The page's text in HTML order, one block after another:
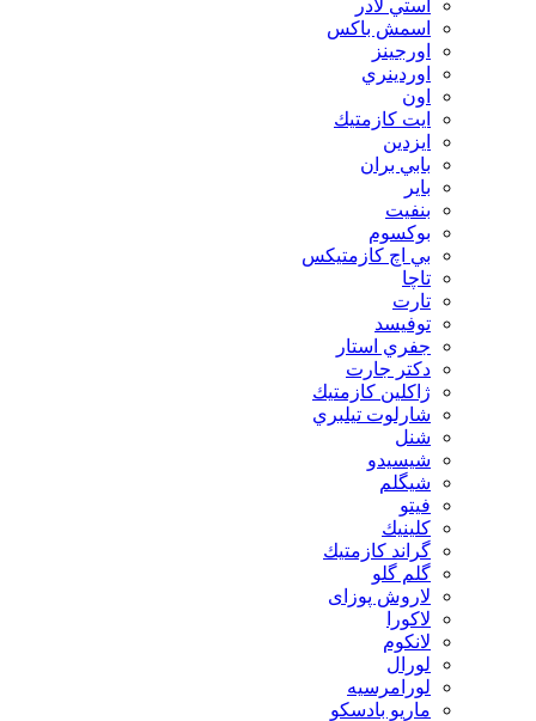
استي لادر
اسمش باكس
اورجينز
اوردينري
اون
ايت كازمتيك
ايزدين
بابي بران
بایر
بنفيت
بوكسوم
بي اچ كازمتيكس
تاچا
تارت
توفيسد
جفري استار
دكتر جارت
ژاكلين كازمتيك
شارلوت تيلبري
شنل
شيسيدو
شیگلم
فيتو
كلينيك
گراند كازمتيك
گلم گلو
لاروش پوزای
لاكورا
لانكوم
لورال
لورامرسيه
ماريو بادسكو